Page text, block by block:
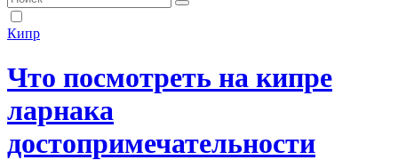
Кипр
Что посмотреть на кипре
ларнака
достопримечательности